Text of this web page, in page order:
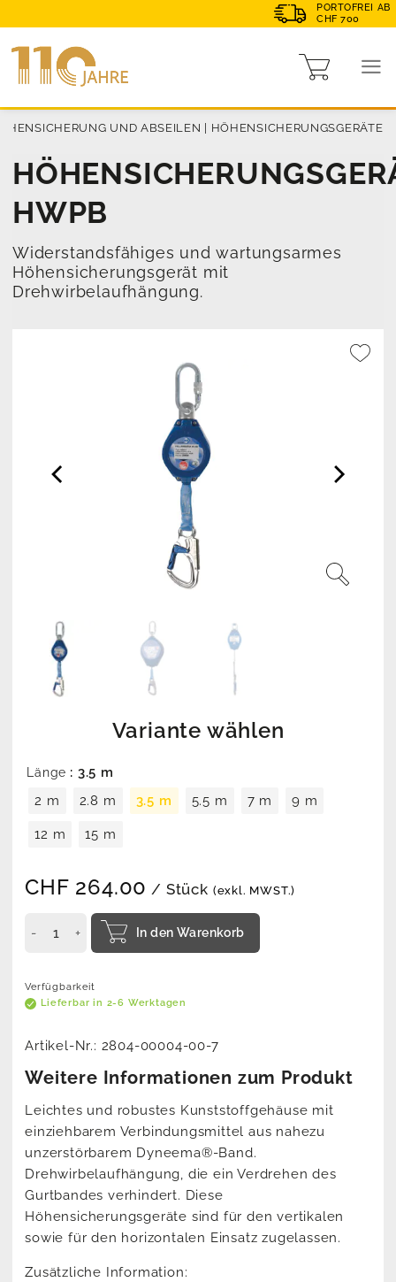
PORTOFREI AB
CHF 700
UND ABSEILEN | HÖHENSICHERUNGSGERÄTE
HWPB
Widerstandsfähiges und wartungsarmes
Höhensicherungsgerät mit
Drehwirbelaufhängung.
Variante wählen
Länge : 3.5 m
2 m
2.8 m 3.5 m 5.5 m 7 m 9 m
12 m 15 m
CHF 264.00 / Stück (exkl. MWST.)
In den Warenkorb
Verfügbarkeit
Lieferbar in 2-6 Werktagen
Artikel-Nr.: 2804-00004-00-7
Weitere Informationen zum Produkt
Leichtes und robustes Kunststoffgehäuse mit
einziehbarem Verbindungsmittel aus nahezu
unzerstörbarem Dyneema®-Band.
Drehwirbelaufhängung, die ein Verdrehen des
Gurtbandes verhindert. Diese
Höhensicherungsgeräte sind für den vertikalen
sowie für den horizontalen Einsatz zugelassen.
Zusätzliche Information: